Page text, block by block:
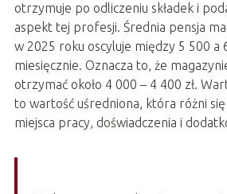
otrzymuje po odliczeniu składek i
aspekt tej profesji. Średnia pensja
w 2025 roku oscyluje między 5 500 a
miesięcznie. Oznacza to, że
otrzymać około 4 000 – 4 400 zł.
to wartość uśredniona, która różni się
miejsca pracy, doświadczenia i